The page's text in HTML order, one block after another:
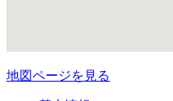
地図ページを見る